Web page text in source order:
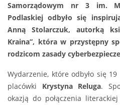
Samorządowym nr 3 im.
Podlaskiej odbyło się
Anną Stolarczuk, autorką
Kraina”, która w przystępny
rodzicom zasady
Wydarzenie, które odbyło się
placówki Krystyna Reluga.
okazją do połączenia